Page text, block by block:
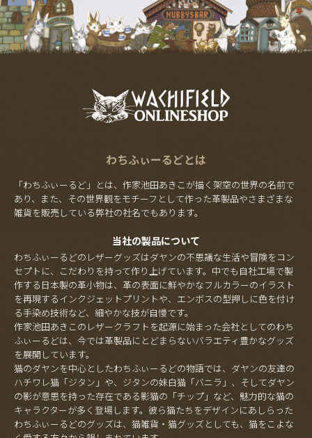
わちふぃーるどとは
「わちふぃーるど」とは、作家池田あきこが描く架空の世界の名前で
あり、また、その世界観をモチーフとして作った革製品やさまざまな
雑貨を販売している弊社の社名でもあります。
当社の製品について
わちふぃーるどのレザーグッズはダヤンの不思議な生活や冒険をコン
セプトに、こだわりを持って作り上げています。中でも自社工場で製
作する日本製の革小物は、革の表面に鮮やかなフルカラーのイラスト
を再現するインクジェットプリントや、エンボスの型押しに色を付け
る手染め技術など、細やかな技が自慢です。
作家池田あきこのレザークラフトを起源に始まった会社としてのわち
ふぃーるどは、今では革製品にとどまらないバラエティ豊かなグッズ
を展開しています。
猫のダヤンを中心としたわちふぃーるどの物語では、ダヤンの友達の
ハチワレ猫「ジタン」や、ジタンの妹白猫「バニラ」、そしてダヤン
の影が意思を持った存在である影猫の「チップ」など、魅力的な猫の
キャラクターが多く登場します。彼ら猫たちをデザインにあしらった
わちふぃーるどのグッズは、猫雑貨・猫グッズとしても、猫をこよな